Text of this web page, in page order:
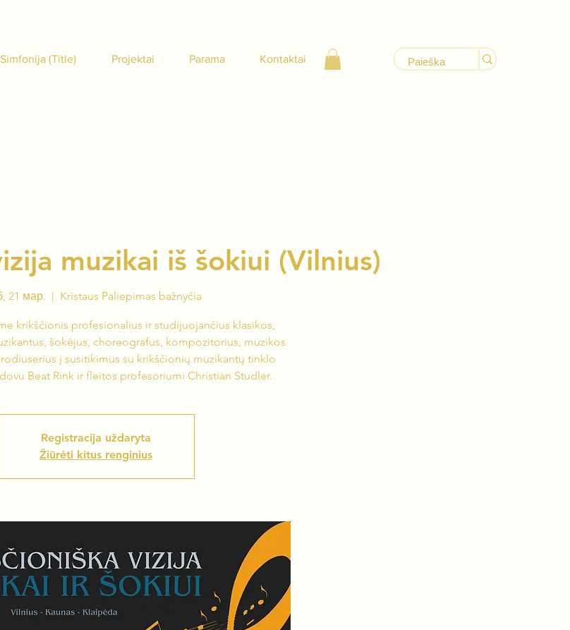
Simfonija (Title) Projektai Parama Kontaktai
muzikai iš šokiui (Vilnius)
21 мар.
  |
Kristaus Paliepimas bažnyčia
krikščionis profesionalius ir studijuojančius klasikos,
šokėjus, choreografus, kompozitorius, muzikos
į susitikimus su krikščionių muzikantų tinklo
Beat Rink ir fleitos profesoriumi Christian Studler.
Registracija uždaryta
Žiūrėti kitus renginius